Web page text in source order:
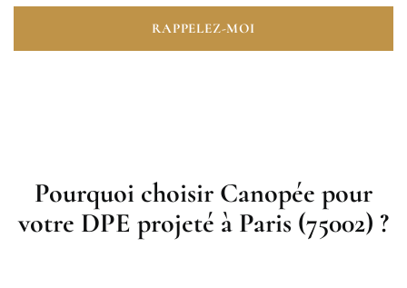
RAPPELEZ-MOI
Pourquoi choisir Canopée pour
votre DPE projeté à Paris (75002) ?